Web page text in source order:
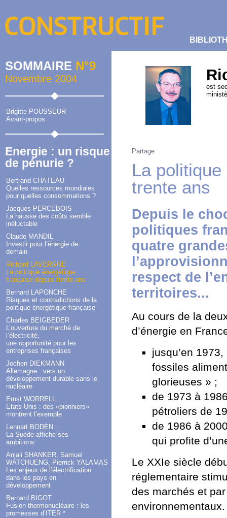
SOMMAIRE N°9
Novembre 2004
Brigitte POUSSEUR
Avant-propos
Energie : un risque
de pénurie ?
Bertrand CHÂTEAU
Quelles ressources mondiales
pour quelles consommations ?
Jacques PERCEBOIS
La hausse des coûts semble
inéluctable
Claude MANDIL
Investir pour l’énergie de
demain
Richard LAVERGNE
La politique énergétique
française depuis trente ans
Bernard LAPONCHE
Risques et contradictions de la
politique énergétique française
Charles BEIGBEDER
L’ouverture du marché de
l’électricité,
une opportunité pour les
entreprises françaises
Jochen DIEKMANN
Allemagne : vers un
développement durable sans le
nucléaire
Ernst WORRELL
Etats-Unis : des «pionniers»
montrent l’exemple
Lennart BODÉN
La Suède affiche ses
ambitions
Anjali SHANKER, Samuel
WATCHUENG, Pierrick YALAMAS
Les enjeux de l’électrification
dans les pays en
développement
Bernard BIGOT
Fusion thermonucléaire : les
promesses d’ITER *
est
Partage
La
trente ans
Depuis le
politiques
quatre
respect de
territoires...
Au cours de la
d’énergie en
jusqu’en
fossiles
glorieuses » ;
de 1973 à
pétroliers de
de 1986 à
qui profite
Le XXIe siècle
réglementaire
des marchés et
environnementaux.